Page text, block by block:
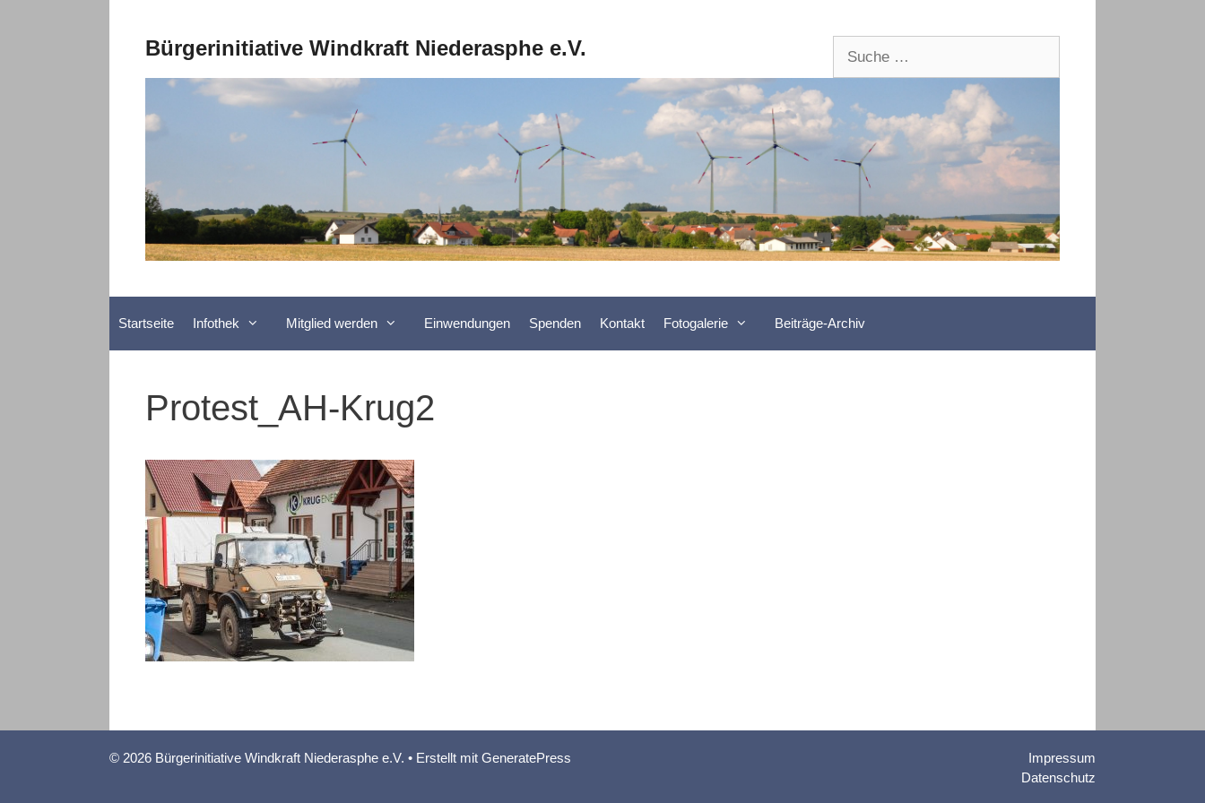
Bürgerinitiative Windkraft Niederasphe e.V.
Startseite Infothek Mitglied werden Einwendungen Spenden Kontakt Fotogalerie Beiträge-Archiv
Protest_AH-Krug2
Impressum
Datenschutz
© 2026 Bürgerinitiative Windkraft Niederasphe e.V. • Erstellt mit GeneratePress